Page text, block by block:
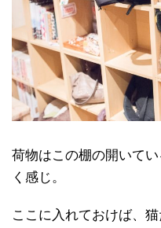
荷物はこの棚の開いて
く感じ。
ここに入れておけば、